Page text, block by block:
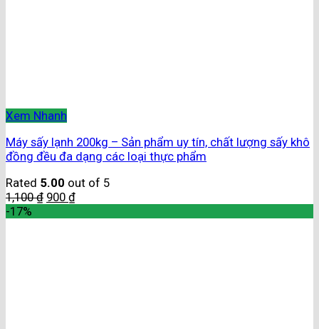
Xem Nhanh
Máy sấy lạnh 200kg – Sản phẩm uy tín, chất lượng sấy khô
đồng đều đa dạng các loại thực phẩm
Rated 5.00 out of 5
1,100₫ 900 ₫
-17%